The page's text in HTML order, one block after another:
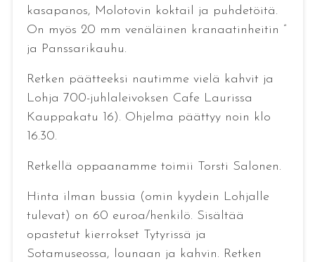
kasapanos, Molotovin koktail ja puhdetöitä.
On myös 20 mm venäläinen kranaatinheitin ”
ja Panssarikauhu.
Retken päätteeksi nautimme vielä kahvit ja
Lohja 700-juhlaleivoksen Cafe Laurissa
Kauppakatu 16). Ohjelma päättyy noin klo
16.30.
Retkellä oppaanamme toimii Torsti Salonen.
Hinta ilman bussia (omin kyydein Lohjalle
tulevat) on 60 euroa/henkilö. Sisältää
opastetut kierrokset Tytyrissä ja
Sotamuseossa, lounaan ja kahvin. Retken